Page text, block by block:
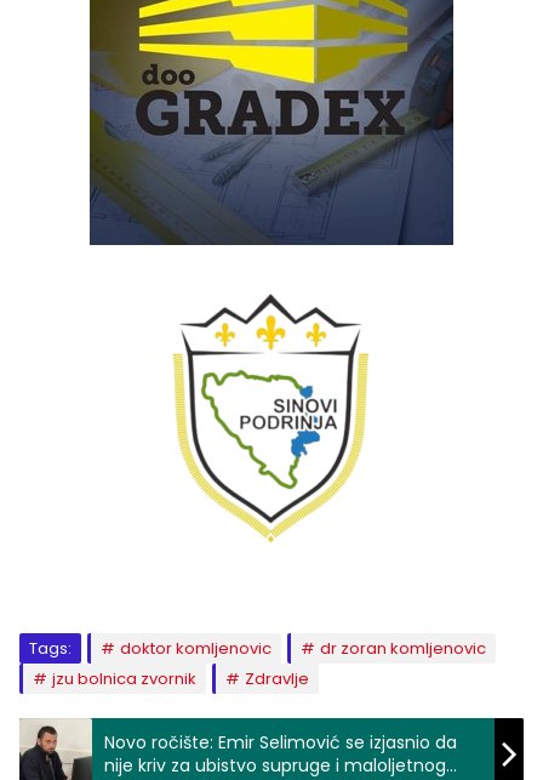
Tags: doktor komljenovic
dr zoran komljenovic
jzu bolnica zvornik
Zdravlje
Novo ročište: Emir Selimović se izjasnio da
nije kriv za ubistvo supruge i maloljetnog